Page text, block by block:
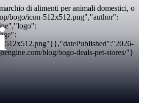
di alimenti per animali domestici, o
bogo/icon-512x512.png","author":
512x512.png"}},"datePublished":"2026-
blog/bogo-deals-pet-stores/"}